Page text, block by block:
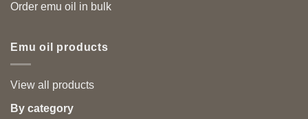
Order emu oil in bulk
Emu oil products
View all products
By category